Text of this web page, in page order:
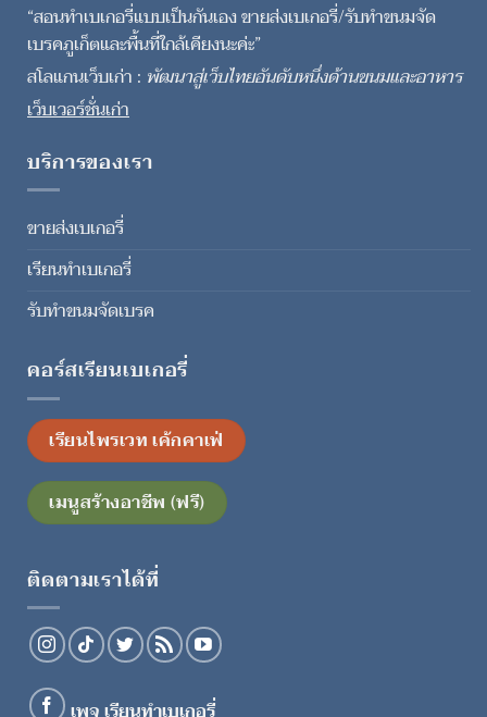
“สอนทำเบเกอรี่แบบเป็นกันเอง ขายส่งเบเกอรี่/รับทำขนมจัด
เบรคภูเก็ตและพื้นที่ใกล้เคียงนะค่ะ”
สโลแกนเว็บเก่า : พัฒนาสู่เว็บไทยอันดับหนึ่งด้านขนมและอาหาร
เว็บเวอร์ชั่นเก่า
บริการของเรา
ขายส่งเบเกอรี่
เรียนทำเบเกอรี่
รับทำขนมจัดเบรค
คอร์สเรียนเบเกอรี่
เรียนไพรเวท เค้กคาเฟ่
เมนูสร้างอาชีพ (ฟรี)
ติดตามเราได้ที่